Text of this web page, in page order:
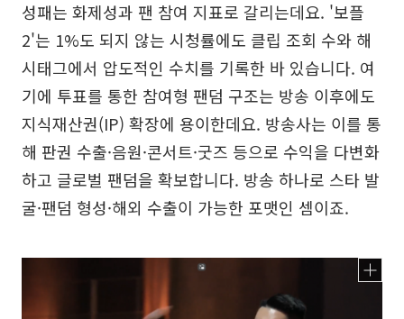
성패는 화제성과 팬 참여 지표로 갈리는데요. '보플
2'는 1%도 되지 않는 시청률에도 클립 조회 수와 해
시태그에서 압도적인 수치를 기록한 바 있습니다. 여
기에 투표를 통한 참여형 팬덤 구조는 방송 이후에도
지식재산권(IP) 확장에 용이한데요. 방송사는 이를 통
해 판권 수출·음원·콘서트·굿즈 등으로 수익을 다변화
하고 글로벌 팬덤을 확보합니다. 방송 하나로 스타 발
굴·팬덤 형성·해외 수출이 가능한 포맷인 셈이죠.